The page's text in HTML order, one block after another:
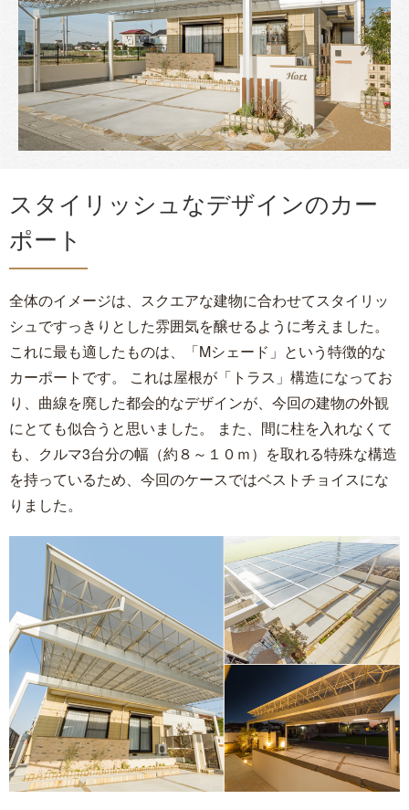
スタイリッシュなデザインのカー
ポート
全体のイメージは、スクエアな建物に合わせてスタイリッ
シュですっきりとした雰囲気を醸せるように考えました。
これに最も適したものは、「Mシェード」という特徴的な
カーポートです。 これは屋根が「トラス」構造になってお
り、曲線を廃した都会的なデザインが、今回の建物の外観
にとても似合うと思いました。 また、間に柱を入れなくて
も、クルマ3台分の幅（約８～１０ｍ）を取れる特殊な構造
を持っているため、今回のケースではベストチョイスにな
りました。